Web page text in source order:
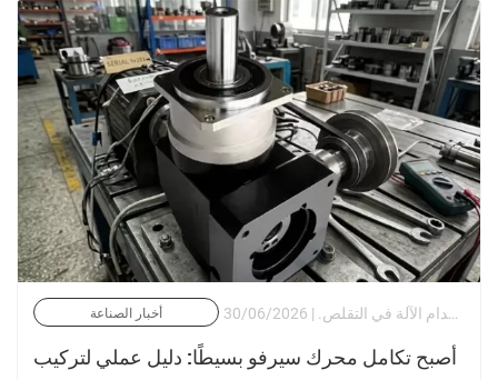
أخبار الصناعة في مشهد الأتمتة الحالي، يواجه مصممو الآلات مفارقة مستمرة: حيث يلزم زيادة كثافة عزم الدوران ودقة تحديد المواقع بأقل من دقيقة قوسية، في حين تستمر آثار أقدام الآلة في التقلص. | 30/06/2026
أصبح تكامل محرك سيرفو بسيطًا: دليل عملي لتركيب